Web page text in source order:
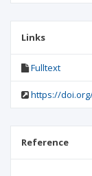
Links
Fulltext
https://
Reference